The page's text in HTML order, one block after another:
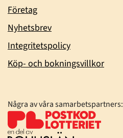
Företag
Nyhetsbrev
Integritetspolicy
Köp- och bokningsvillkor
Några av våra samarbetspartners: